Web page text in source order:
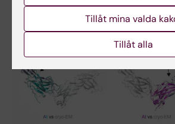
Tillåt mina valda
Tillåt alla